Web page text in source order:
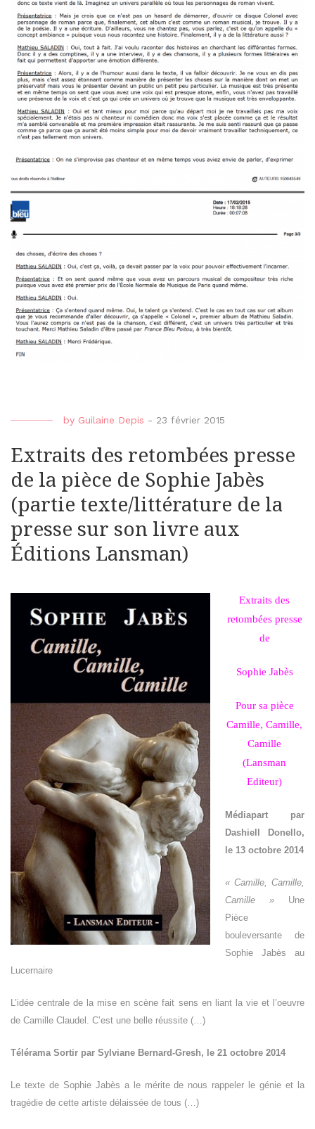
by Guilaine Depis - 23 février 2015
Extraits des retombées presse
de la pièce de Sophie Jabès
(partie texte/littérature de la
presse sur son livre aux
Éditions Lansman)
Extraits des
retombées presse
de
Sophie Jabès
Pour sa pièce
Camille, Camille,
Camille
(Lansman
Editeur)
Médiapart par
Dashiell Donello,
le 13 octobre 2014
« Camille, Camille,
Camille »Une
Pièce
bouleversante de
Sophie Jabès au
Lucernaire
L’idée centrale de la mise en scène fait sens en liant la vie et l’oeuvre
de Camille Claudel. C’est une belle réussite (…)
Télérama Sortir par Sylviane Bernard-Gresh, le 21 octobre 2014
Le texte de Sophie Jabès a le mérite de nous rappeler le génie et la
tragédie de cette artiste délaissée de tous (…)